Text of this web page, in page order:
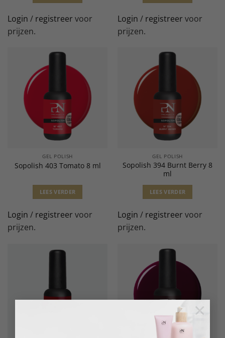
×
Login / registreer voor
prijzen.
Login / registreer voor
prijzen.
GEL POLISH
Sopolish 403 Tomato 8 ml
LEES VERDER
Login / registreer voor
prijzen.
GEL POLISH
Sopolish 394 Burnt Berry 8
ml
LEES VERDER
Login / registreer voor
prijzen.